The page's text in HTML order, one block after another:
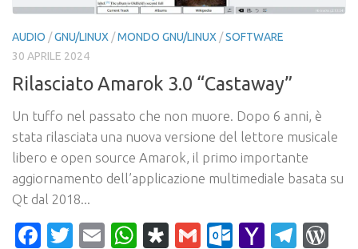
AUDIO /GNU/LINUX /MONDO GNU/LINUX /SOFTWARE
30 APRILE 2024
Rilasciato Amarok 3.0 “Castaway”
Un tuffo nel passato che non muore. Dopo 6 anni, è
stata rilasciata una nuova versione del lettore musicale
libero e open source Amarok, il primo importante
aggiornamento dell’applicazione multimediale basata su
Qt dal 2018...
Facebook
Twitter
EmailWhatsApp
Diaspora
Gmail Yahoo